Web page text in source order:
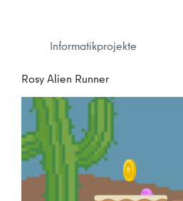
Informatikprojekte
Rosy Alien Runner